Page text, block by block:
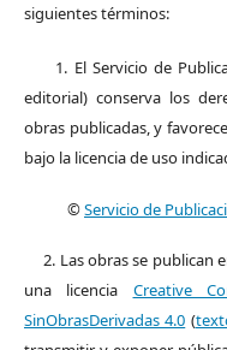
siguientes términos:
1. El Servicio de
editorial) conserva los
obras publicadas, y
bajo la licencia de uso
©Servicio de
2. Las obras se publican
una licencia Creative
SinObrasDerivadas 4.0 (